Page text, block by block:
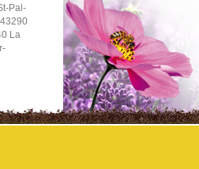
Pal-
La